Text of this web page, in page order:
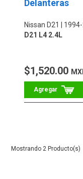
Delanteras
Nissan D21
D21 L4 2.4L
$1,520.00
2